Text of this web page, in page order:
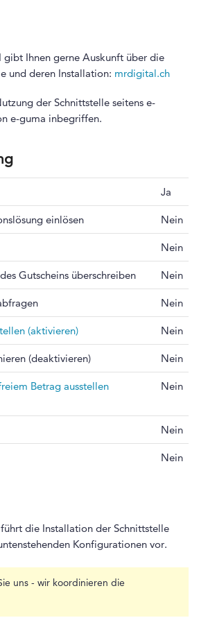
Ihnen gerne Auskunft über die
und deren Installation: mrdigital.ch
der Schnittstelle seitens e-
e-guma inbegriffen.
Ja
einlösen Nein
Nein
Gutscheins überschreiben Nein
Nein
(aktivieren) Nein
(deaktivieren) Nein
Betrag ausstellen
Nein
Nein
Nein
die Installation der Schnittstelle
Konfigurationen vor.
uns - wir koordinieren die